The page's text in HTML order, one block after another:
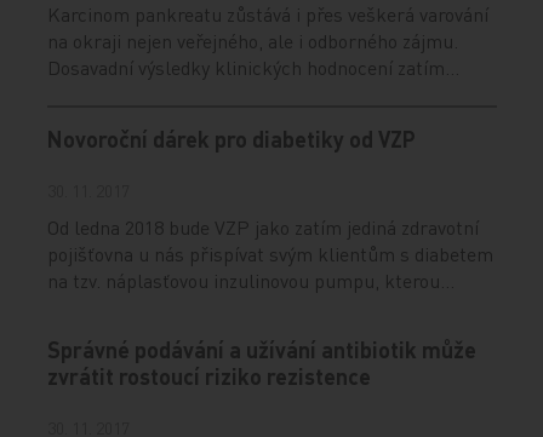
Karcinom pankreatu zůstává i přes veškerá varování
na okraji nejen veřejného, ale i odborného zájmu.
Dosavadní výsledky klinických hodnocení zatím…
Novoroční dárek pro diabetiky od VZP
Od ledna 2018 bude VZP jako zatím jediná zdravotní
pojišťovna u nás přispívat svým klientům s diabetem
na tzv. náplasťovou inzulinovou pumpu, kterou…
Správné podávání a užívání antibiotik může
zvrátit rostoucí riziko rezistence